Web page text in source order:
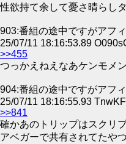
性欲持て余して憂さ晴らし
903:番組の途中ですがアフ
25/07/11 18:16:53.89
>>455
つっかえねえなあケンモメ
904:番組の途中ですがアフ
25/07/11 18:16:55.93
>>841
確かあのトリップはスクリ
アベガーで共有されてたやつ